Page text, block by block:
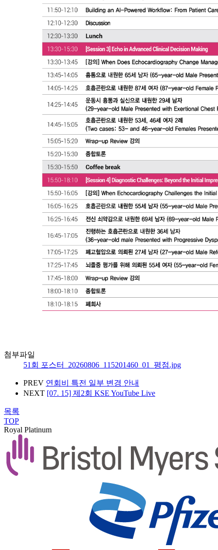
첨부파일
51회 포스터_20260806_115201460_01_평점.jpg
PREV 연회비 특전 일부 변경 안내
NEXT [07. 15] 제2회 KSE YouTube Live
목록
TOP
Royal Platinum